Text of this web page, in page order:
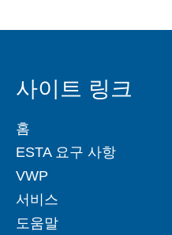
사이트 링크
홈
ESTA 요구 사항
VWP
서비스
도움말